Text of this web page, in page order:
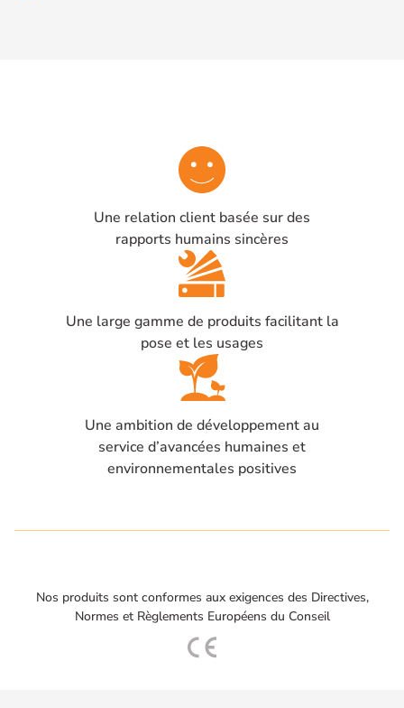
Une relation client basée sur des
rapports humains sincères
Une large gamme de produits facilitant la
pose et les usages
Une ambition de développement au
service d’avancées humaines et
environnementales positives
Nos produits sont conformes aux exigences des Directives,
Normes et Règlements Européens du Conseil